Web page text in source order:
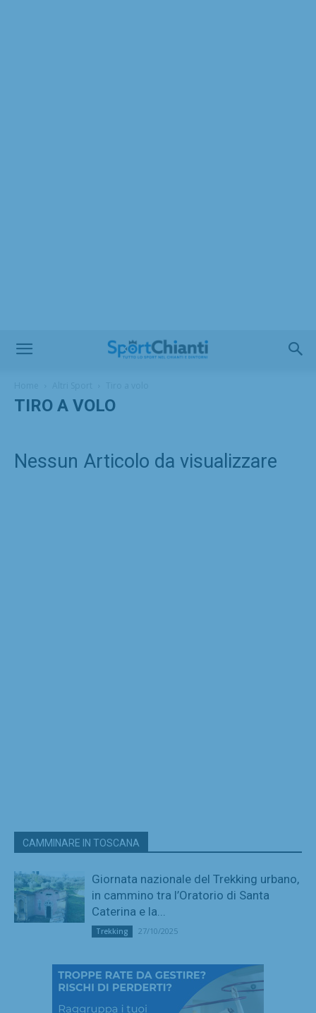
TIRO A VOLO
Nessun Articolo da visualizzare
CAMMINARE IN TOSCANA
Giornata nazionale del Trekking urbano,
in cammino tra l’Oratorio di Santa
Caterina e la...
Trekking 27/10/2025